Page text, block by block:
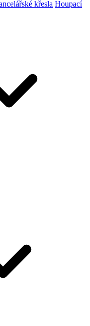
křesla Houpací